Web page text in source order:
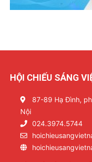
HỘI CHIẾU SÁNG
87-89 Hạ Đình,
Nội
024.3974.5744